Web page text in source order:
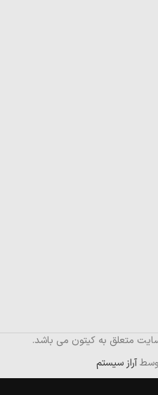
متعلق به کیتون می باشد.
آراز سیستم